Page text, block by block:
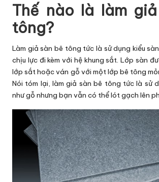
Thế nào là làm
tông?
Làm giả sàn bê tông tức là sử dụng kiểu
chịu lực đi kèm với hệ khung sắt. Lớp sàn
lớp sắt hoặc ván gỗ với một lớp bê tông
Nói tóm lại, làm giả sàn bê tông tức là sử
như gỗ nhưng bạn vẫn có thể lót gạch lên